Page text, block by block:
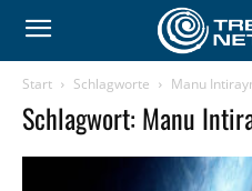
Start Schlagworte Manu
Schlagwort: Manu